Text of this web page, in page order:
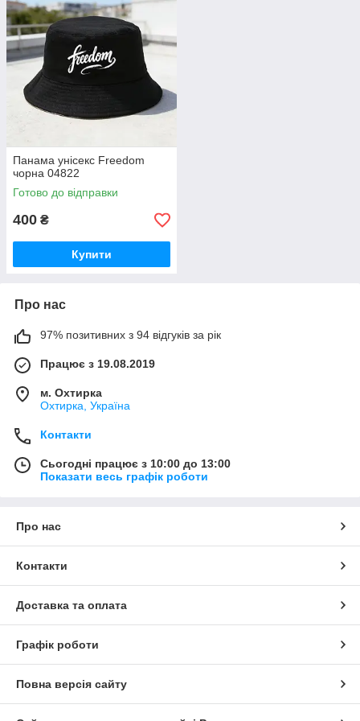
Панама унісекс Freedom
чорна 04822
Готово до відправки
400 ₴
Купити
Про нас
97% позитивних з 94 відгуків за рік
Працює з 19.08.2019
м. Охтирка
Охтирка, Україна
Контакти
Сьогодні працює з 10:00 до 13:00
Показати весь графік роботи
Про нас
Контакти
Доставка та оплата
Графік роботи
Повна версія сайту